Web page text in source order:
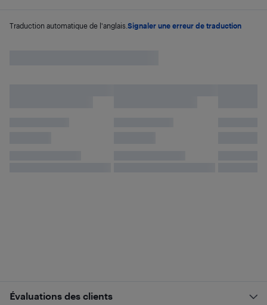
Traduction automatique de l'anglais. Signaler une erreur de traduction
Évaluations des clients